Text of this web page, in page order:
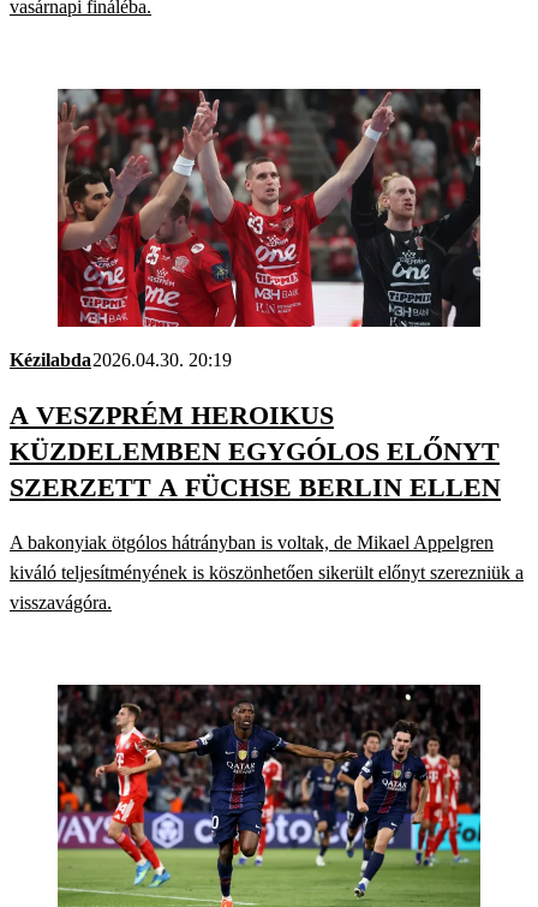
vasárnapi fináléba.
Kézilabda2026.04.30. 20:19
A VESZPRÉM HEROIKUS
KÜZDELEMBEN EGYGÓLOS ELŐNYT
SZERZETT A FÜCHSE BERLIN ELLEN
A bakonyiak ötgólos hátrányban is voltak, de Mikael Appelgren
kiváló teljesítményének is köszönhetően sikerült előnyt szerezniük a
visszavágóra.